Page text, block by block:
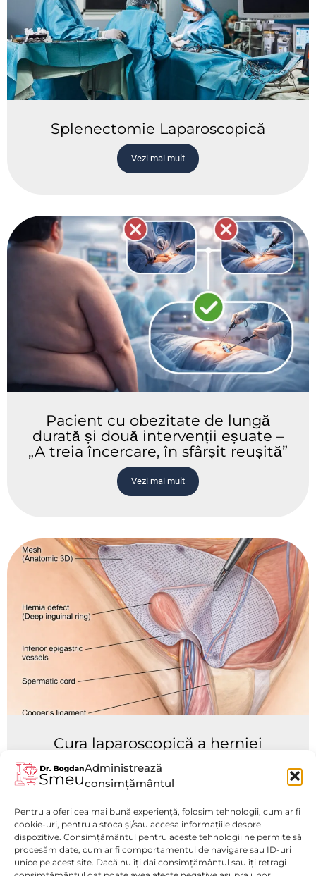
Administrează
consimțământul
Pentru a oferi cea mai bună experiență, folosim tehnologii, cum ar fi
cookie-uri, pentru a stoca și/sau accesa informațiile despre
dispozitive. Consimțământul pentru aceste tehnologii ne permite să
procesăm date, cum ar fi comportamentul de navigare sau ID-uri
unice pe acest site. Dacă nu îți dai consimțământul sau îți retragi
Splenectomie Laparoscopică
Vezi mai mult
Pacient cu obezitate de lungă
durată și două intervenții eșuate –
„A treia încercare, în sfârșit reușită”
Vezi mai mult
Cura laparoscopică a herniei
prin procedeul TAPP cu plasă
anatomică 3D
Vezi mai mult